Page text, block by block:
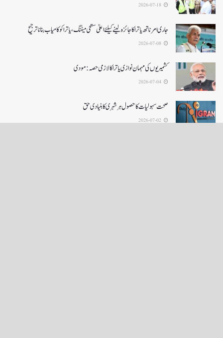
جاری امرناتھ یاترا کا جائزہ لینے کیلئے اعلیٰ سطحی میٹنگ،یاترا کو کامیاب بنانا ترجیح
کشمیریوں کی مہمان نوازی یاترا کا لازمی حصہ: مودی
صحت سہولیات کا حصول ہر شہری کا بنیادی حق